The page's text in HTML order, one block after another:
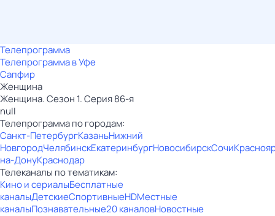
Телепрограмма
Телепрограмма в Уфе
Сапфир
Женщина
Женщина. Сезон 1. Серия 86-я
null
Телепрограмма по городам:
Санкт-ПетербургКазаньНижний
НовгородЧелябинскЕкатеринбургНовосибирскСочи
на-ДонуКраснодар
Телеканалы по тематикам:
Кино и сериалыБесплатные
каналыДетскиеСпортивныеHDМестные
каналыПознавательные20 каналовНовостные